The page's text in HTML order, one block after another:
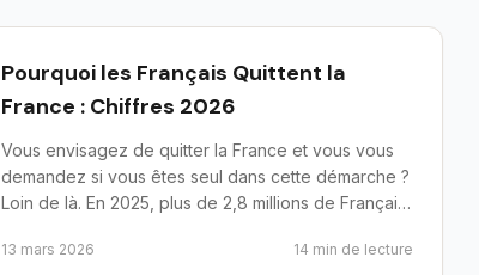
Pourquoi les Français Quittent la
France : Chiffres 2026
Vous envisagez de quitter la France et vous vous
demandez si vous êtes seul dans cette démarche ?
Loin de là. En 2025, plus de 2,8 millions de Français
13 mars 2026 14 min de lecture